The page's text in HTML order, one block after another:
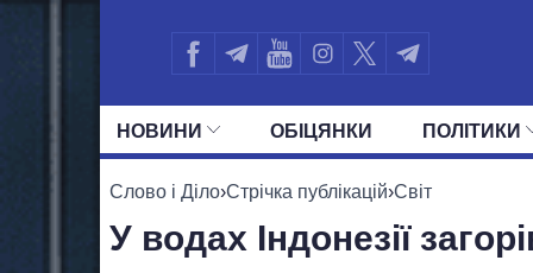
НОВИНИ ОБIЦЯНКИ ПОЛIТИКИ
УСІ ПОЛІТИКИ ПРЕЗИДЕНТ І ОФІС
Слово і Діло›Стрічка публікацій›Світ
У водах Індонезії